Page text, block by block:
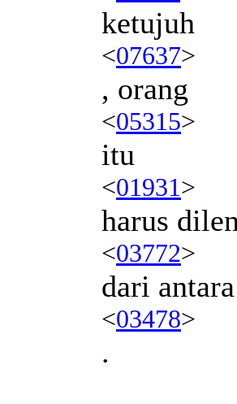
ketujuh
<07637>
, orang
<05315>
itu
<01931>
harus
<03772>
dari
<03478>
.